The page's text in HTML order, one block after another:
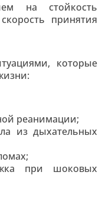
на стойкость
принятия
которые
реанимации;
из дыхательных
при шоковых